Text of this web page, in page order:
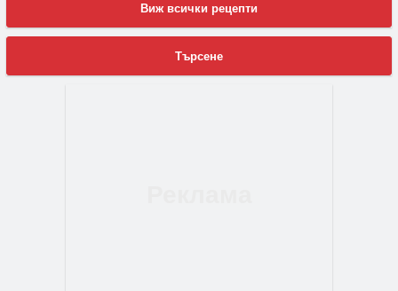
Виж всички рецепти
Търсене